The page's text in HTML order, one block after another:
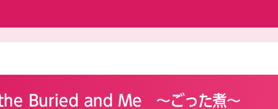
Buried and Me ～ごった煮～